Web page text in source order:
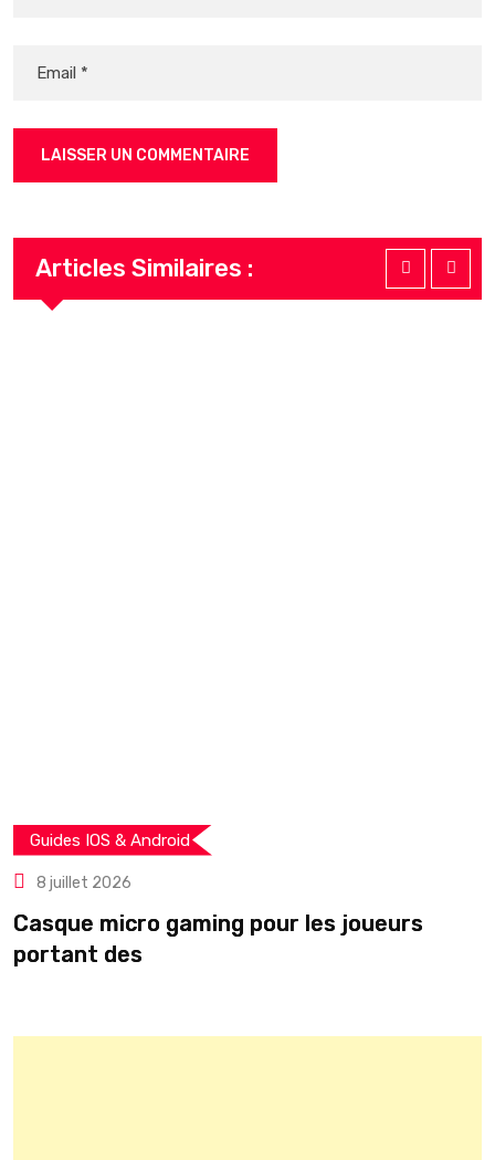
Articles Similaires :
Guides IOS & Android
8 juillet 2026
Casque micro gaming pour les joueurs
portant des